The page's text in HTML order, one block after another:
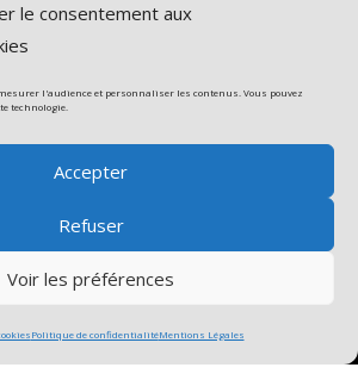
le consentement aux
l'audience et personnaliser les contenus. Vous pouvez
technologie.
Accepter
Refuser
Voir les préférences
Politique de confidentialitéMentions Légales